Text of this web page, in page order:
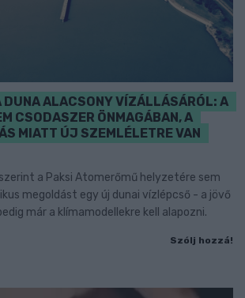
DUNA ALACSONY VÍZÁLLÁSÁRÓL: A
CSODASZER ÖNMAGÁBAN, A
MIATT ÚJ SZEMLÉLETRE VAN
a Paksi Atomerőmű helyzetére sem
megoldást egy új dunai vízlépcső - a jövő
már a klímamodellekre kell alapozni.
Szólj hozzá!